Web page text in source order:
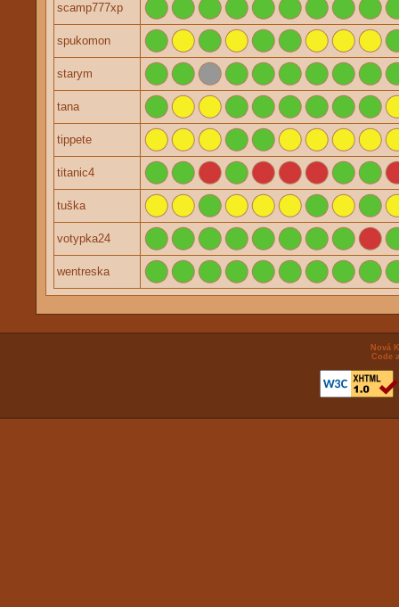
scamp777xp
spukomon
starym
tana
tippete
titanic4
tuška
votypka24
wentreska
Nová
Code